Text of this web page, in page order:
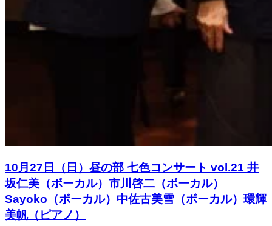
10月27日（日）昼の部 七色コンサート vol.21 井
坂仁美（ボーカル）市川啓二（ボーカル）
Sayoko（ボーカル）中佐古美雪（ボーカル）環輝
美帆（ピアノ）